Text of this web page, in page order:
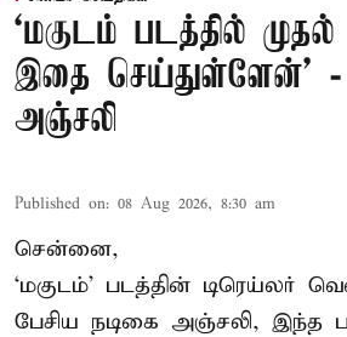
‘மகுடம் படத்தில்
இதை செய்துள்ளேன்’ -
அஞ்சலி
Published on: 08 Aug 2026, 8:30 am
சென்னை,
‘மகுடம்’ படத்தின் டிரெய்லர்
பேசிய நடிகை அஞ்சலி, இந்த